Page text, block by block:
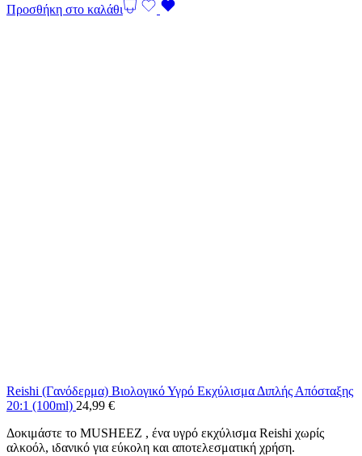
Προσθήκη στο καλάθι
Reishi (Γανόδερμα) Βιολογικό Υγρό Εκχύλισμα Διπλής Απόσταξης
20:1 (100ml) 24,99 €
Δοκιμάστε το MUSHEEZ , ένα υγρό εκχύλισμα Reishi χωρίς
αλκοόλ, ιδανικό για εύκολη και αποτελεσματική χρήση.